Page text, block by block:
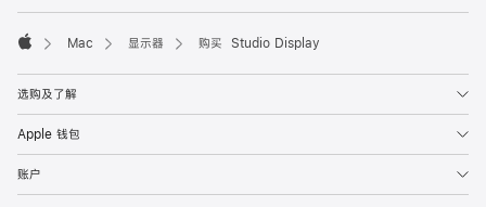
Mac 显示器 购买 Studio Display
选购及了解
Apple 钱包
账户